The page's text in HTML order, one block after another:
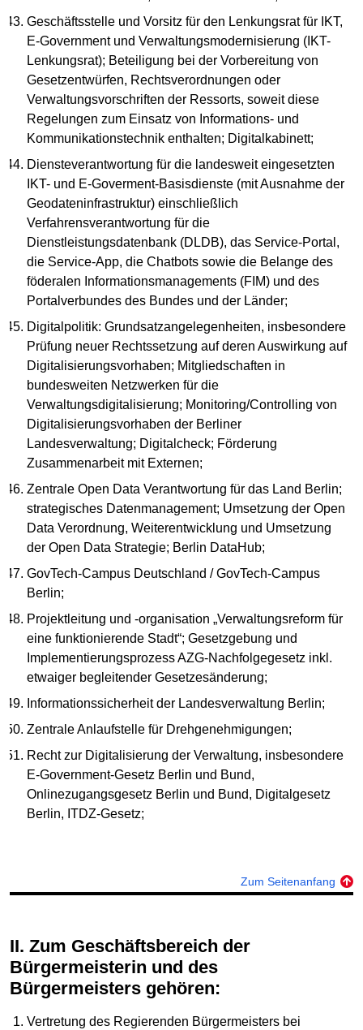
Geschäftsstelle und Vorsitz für den Lenkungsrat für IKT,
E-Government und Verwaltungsmodernisierung (IKT-
Lenkungsrat); Beteiligung bei der Vorbereitung von
Gesetzentwürfen, Rechtsverordnungen oder
Verwaltungsvorschriften der Ressorts, soweit diese
Regelungen zum Einsatz von Informations- und
Kommunikationstechnik enthalten; Digitalkabinett;
Diensteverantwortung für die landesweit eingesetzten
IKT- und E-Goverment-Basisdienste (mit Ausnahme der
Geodateninfrastruktur) einschließlich
Verfahrensverantwortung für die
Dienstleistungsdatenbank (DLDB), das Service-Portal,
die Service-App, die Chatbots sowie die Belange des
föderalen Informationsmanagements (FIM) und des
Portalverbundes des Bundes und der Länder;
Digitalpolitik: Grundsatzangelegenheiten, insbesondere
Prüfung neuer Rechtssetzung auf deren Auswirkung auf
Digitalisierungsvorhaben; Mitgliedschaften in
bundesweiten Netzwerken für die
Verwaltungsdigitalisierung; Monitoring/Controlling von
Digitalisierungsvorhaben der Berliner
Landesverwaltung; Digitalcheck; Förderung
Zusammenarbeit mit Externen;
Zentrale Open Data Verantwortung für das Land Berlin;
strategisches Datenmanagement; Umsetzung der Open
Data Verordnung, Weiterentwicklung und Umsetzung
der Open Data Strategie; Berlin DataHub;
GovTech-Campus Deutschland / GovTech-Campus
Berlin;
Projektleitung und -organisation „Verwaltungsreform für
eine funktionierende Stadt“; Gesetzgebung und
Implementierungsprozess AZG-Nachfolgegesetz inkl.
etwaiger begleitender Gesetzesänderung;
Informationssicherheit der Landesverwaltung Berlin;
Zentrale Anlaufstelle für Drehgenehmigungen;
Recht zur Digitalisierung der Verwaltung, insbesondere
E-Government-Gesetz Berlin und Bund,
Onlinezugangsgesetz Berlin und Bund, Digitalgesetz
Berlin, ITDZ-Gesetz;
Zum Seitenanfang
II. Zum Geschäftsbereich der
Bürgermeisterin und des
Bürgermeisters gehören:
Vertretung des Regierenden Bürgermeisters bei